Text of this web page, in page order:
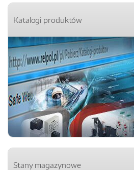
Katalogi produktów
Stany magazynowe